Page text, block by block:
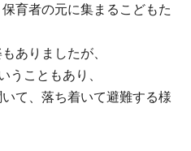
育者の元に集まるこどもた
ありましたが、
うこともあり、
て、落ち着いて避難する様